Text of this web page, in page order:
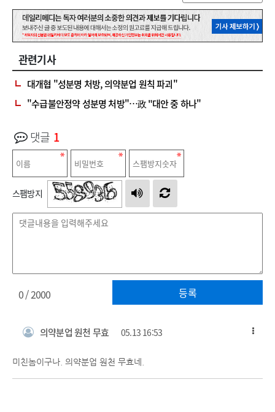
관련기사
대개협 "성분명 처방, 의약분업 원칙 파괴"
"수급불안정약 성분명 처방"…政 "대안 중 하나"
댓글 1
스팸방지
등록
0/ 2000
의약분업 원천 무효 05.13 16:53
미친놈이구나. 의약분업 원천 무효네.